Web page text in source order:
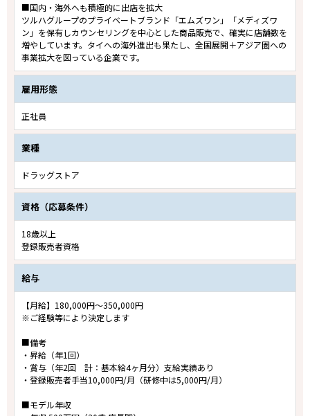
■国内・海外へも積極的に出店を拡大
ツルハグループのプライベートブランド「エムズワン」「メディズワ
ン」を保有しカウンセリングを中心とした商品販売で、確実に店舗数を
増やしています。タイへの海外進出も果たし、全国展開＋アジア圏への
事業拡大を図っている企業です。
雇用形態
正社員
業種
ドラッグストア
資格（応募条件）
18歳以上
登録販売者資格
給与
【月給】180,000円～350,000円
※ご経験等により決定します
■備考
・昇給（年1回）
・賞与（年2回 計：基本給4ヶ月分）支給実績あり
・登録販売者手当10,000円/月（研修中は5,000円/月）
■モデル年収